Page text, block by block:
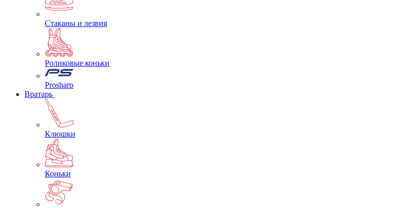
Стаканы и лезвия
Роликовые коньки
Prosharp
Вратарь
Клюшки
Коньки